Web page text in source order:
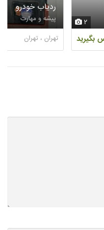
2
بگیرید
ردیاب خودرو
پیشه و مهارت
تهران ، تهران